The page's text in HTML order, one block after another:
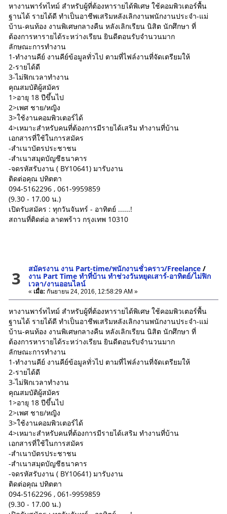
หางานพาร์ทไทม์ สำหรับผู้ที่ต้องหารายได้พิเศษ ใช้คอมพิวเตอร์พื้น
ฐานได้ รายได้ดี ทำเป็นอาชีพเสริมหลังเลิกงานพนักงานประจำ-แม่
บ้าน-คนท้อง งานพิเศษกลางคืน หลังเลิกเรียน นิสิต นักศึกษา ที่
ต้องการหารายได้ระหว่างเรียน ยินดีตอนรับจำนวนมาก
ลักษณะการทำงาน
1-ทำงานคีย์ งานคีย์ข้อมูลทั่วไป ตามที่ไฟล์งานที่จัดเตรียมให้
2-รายได้ดี
3-ไม่ฟิกเวลาทำงาน
คุณสมบัติผู้สมัคร
1>อายุ 18 ปีขึ้นไป
2>เพศ ชาย/หญิง
3>ใช้งานคอมพิวเตอร์ได้
4>เหมาะสำหรับคนที่ต้องการมีรายได้เสริม ทำงานที่บ้าน
เอกสารที่ใช้ในการสมัคร
-สำเนาบัตรประชาชน
-สำเนาสมุดบัญชีธนาคาร
-จดรหัสรับงาน ( BY10641) มารับงาน
ติดต่อคุณ ปทิตตา
094-5162296 , 061-9959859
(9.30 - 17.00 น.)
เปิดรับสมัคร : ทุกวันจันทร์ - อาทิตย์ ......!
สถานที่ติดต่อ ลาดพร้าว กรุงเทพ 10310
3 สมัครงาน งาน Part-time/พนักงานชั่วคราว/Freelance /
งาน Part Time ทำที่บ้าน ทำช่วงวันหยุดเสาร์-อาทิตย์/ไม่ฟิก
เวลา/งานออนไลน์
« เมื่อ: กันยายน 24, 2016, 12:58:29 AM »
หางานพาร์ทไทม์ สำหรับผู้ที่ต้องหารายได้พิเศษ ใช้คอมพิวเตอร์พื้น
ฐานได้ รายได้ดี ทำเป็นอาชีพเสริมหลังเลิกงานพนักงานประจำ-แม่
บ้าน-คนท้อง งานพิเศษกลางคืน หลังเลิกเรียน นิสิต นักศึกษา ที่
ต้องการหารายได้ระหว่างเรียน ยินดีตอนรับจำนวนมาก
ลักษณะการทำงาน
1-ทำงานคีย์ งานคีย์ข้อมูลทั่วไป ตามที่ไฟล์งานที่จัดเตรียมให้
2-รายได้ดี
3-ไม่ฟิกเวลาทำงาน
คุณสมบัติผู้สมัคร
1>อายุ 18 ปีขึ้นไป
2>เพศ ชาย/หญิง
3>ใช้งานคอมพิวเตอร์ได้
4>เหมาะสำหรับคนที่ต้องการมีรายได้เสริม ทำงานที่บ้าน
เอกสารที่ใช้ในการสมัคร
-สำเนาบัตรประชาชน
-สำเนาสมุดบัญชีธนาคาร
-จดรหัสรับงาน ( BY10641) มารับงาน
ติดต่อคุณ ปทิตตา
094-5162296 , 061-9959859
(9.30 - 17.00 น.)